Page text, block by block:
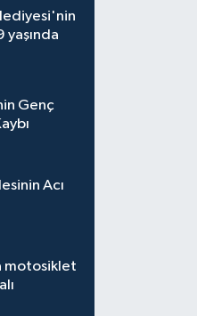
yaşında
Genç
Acı
motosiklet